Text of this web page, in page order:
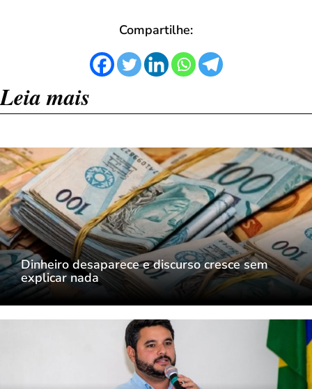
Compartilhe:
Leia mais
Dinheiro desaparece e discurso cresce sem
explicar nada